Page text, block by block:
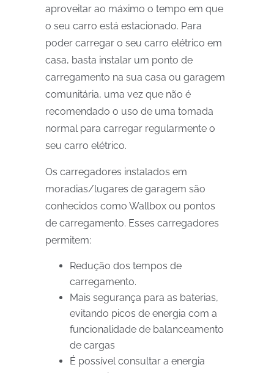
aproveitar ao máximo o tempo em que
o seu carro está estacionado. Para
poder carregar o seu carro elétrico em
casa, basta instalar um ponto de
carregamento na sua casa ou garagem
comunitária, uma vez que não é
recomendado o uso de uma tomada
normal para carregar regularmente o
seu carro elétrico.
Os carregadores instalados em
moradias/lugares de garagem são
conhecidos como Wallbox ou pontos
de carregamento. Esses carregadores
permitem:
Redução dos tempos de
carregamento.
Mais segurança para as baterias,
evitando picos de energia com a
funcionalidade de balanceamento
de cargas
É possível consultar a energia